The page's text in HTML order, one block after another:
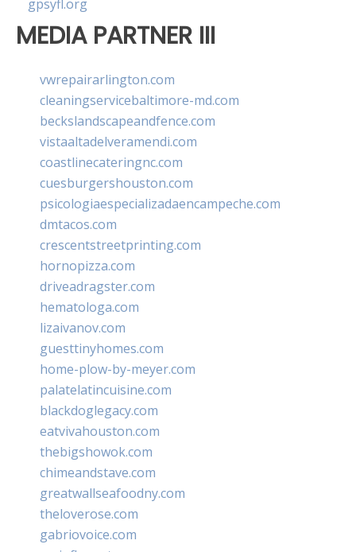
gpsyfl.org
MEDIA PARTNER III
vwrepairarlington.com
cleaningservicebaltimore-md.com
beckslandscapeandfence.com
vistaaltadelveramendi.com
coastlinecateringnc.com
cuesburgershouston.com
psicologiaespecializadaencampeche.com
dmtacos.com
crescentstreetprinting.com
hornopizza.com
driveadragster.com
hematologa.com
lizaivanov.com
guesttinyhomes.com
home-plow-by-meyer.com
palatelatincuisine.com
blackdoglegacy.com
eatvivahouston.com
thebigshowok.com
chimeandstave.com
greatwallseafoodny.com
theloverose.com
gabriovoice.com